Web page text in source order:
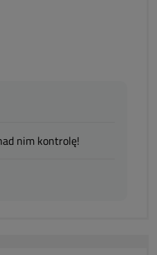
nim kontrolę!